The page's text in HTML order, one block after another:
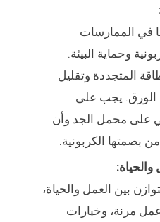
في الممارسات
وحماية البيئة.
المتجددة وتقليل
الورق. يجب على
على محمل الجد وأن
بصمتها الكربونية.
والحياة:
بين العمل والحياة،
مرنة، وخيارات